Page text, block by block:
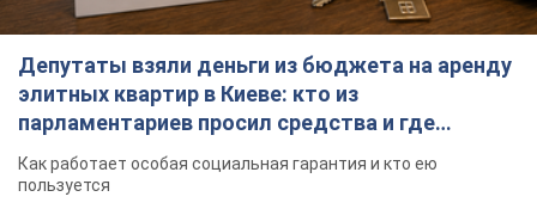
Депутаты взяли деньги из бюджета на аренду
элитных квартир в Киеве: кто из
парламентариев просил средства и где
поселился
Как работает особая социальная гарантия и кто ею
пользуется